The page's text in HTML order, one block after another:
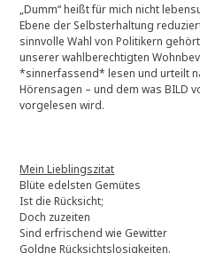
„Dumm“ heißt für mich nicht
Ebene der Selbsterhaltung
sinnvolle Wahl von Politikern
unserer wahlberechtigten
*sinnerfassend* lesen und urteilt
Hörensagen – und dem was BILD
vorgelesen wird.
Mein Lieblingszitat
Blüte edelsten Gemütes
Ist die Rücksicht;
Doch zuzeiten
Sind erfrischend wie Gewitter
Goldne Rücksichtslosigkeiten.